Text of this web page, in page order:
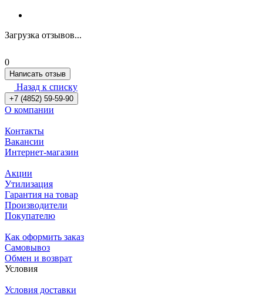
Загрузка отзывов...
0
Написать отзыв
Назад к списку
+7 (4852) 59-59-90
О компании
Контакты
Вакансии
Интернет-магазин
Акции
Утилизация
Гарантия на товар
Производители
Покупателю
Как оформить заказ
Самовывоз
Обмен и возврат
Условия
Условия доставки